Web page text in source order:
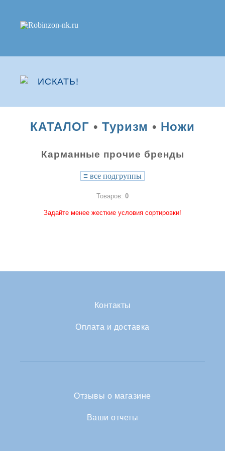
КАТАЛОГ • Туризм • Ножи
Карманные прочие бренды
≡ все подгруппы
Товаров: 0
Задайте менее жесткие условия сортировки!
Контакты
Оплата и доставка
Отзывы о магазине
Ваши отчеты